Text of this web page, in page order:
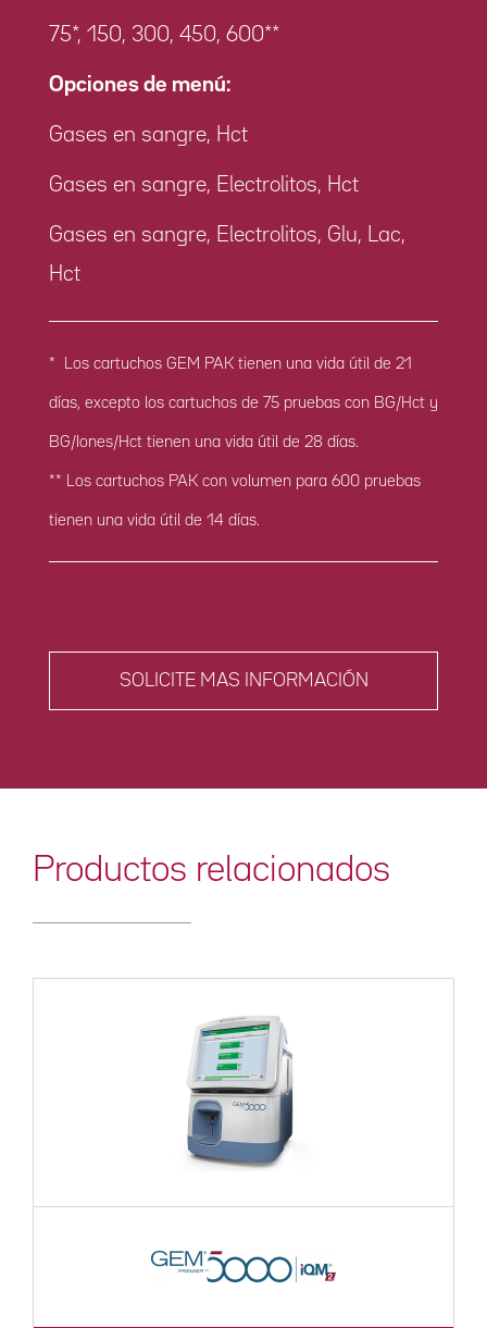
75*, 150, 300, 450, 600**
Opciones de menú:
Gases en sangre, Hct
Gases en sangre, Electrolitos, Hct
Gases en sangre, Electrolitos, Glu, Lac,
Hct
* Los cartuchos GEM PAK tienen una vida útil de 21
días, excepto los cartuchos de 75 pruebas con BG/Hct y
BG/Iones/Hct tienen una vida útil de 28 días.
** Los cartuchos PAK con volumen para 600 pruebas
tienen una vida útil de 14 días.
SOLICITE MAS INFORMACIÓN
Productos relacionados